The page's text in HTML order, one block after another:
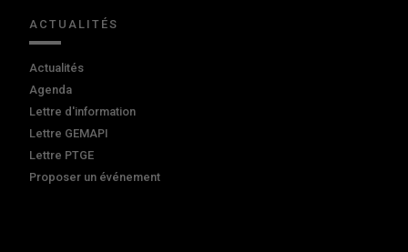
ACTUALITÉS
Actualités
Agenda
Lettre d'information
Lettre GEMAPI
Lettre PTGE
Proposer un événement